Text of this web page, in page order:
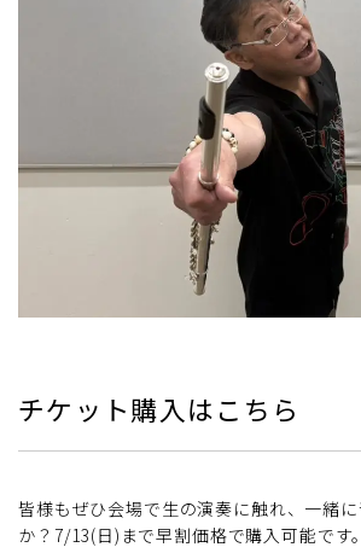
チケット購入はこちら
皆様もぜひ会場で生の演奏に触れ、一緒
か？7/13(日)まで早割価格で購入可能です